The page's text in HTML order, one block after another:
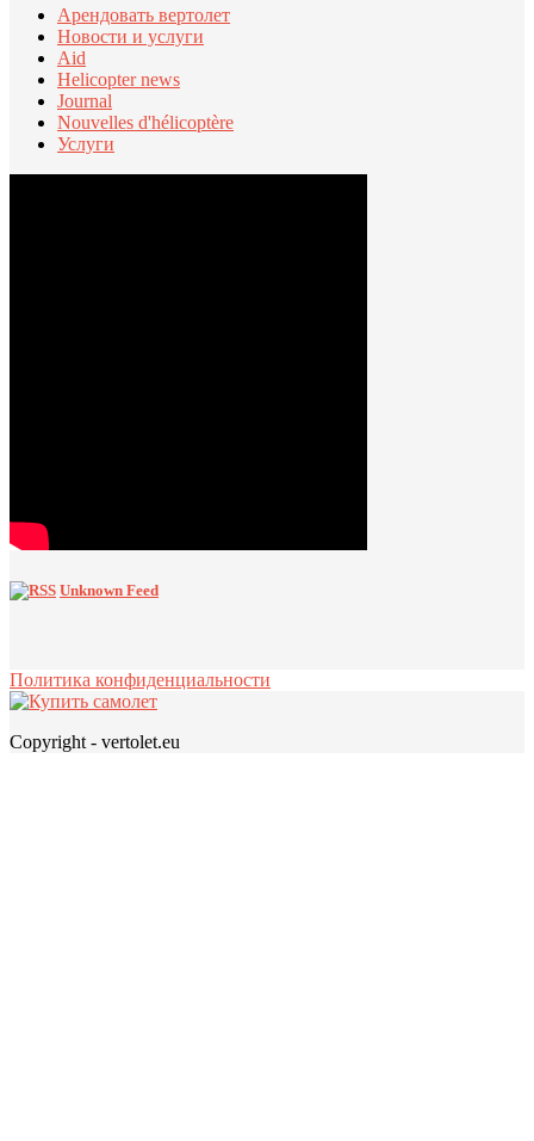
Арендовать вертолет
Новости и услуги
Aid
Helicopter news
Journal
Nouvelles d'hélicoptère
Услуги
Unknown Feed
Политика конфиденциальности
Copyright - vertolet.eu